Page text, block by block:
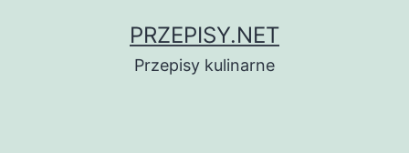
PRZEPISY.NET
Przepisy kulinarne